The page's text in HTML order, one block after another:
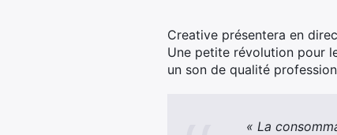
Creative présentera en
Une petite révolution pour
un son de qualité
« La